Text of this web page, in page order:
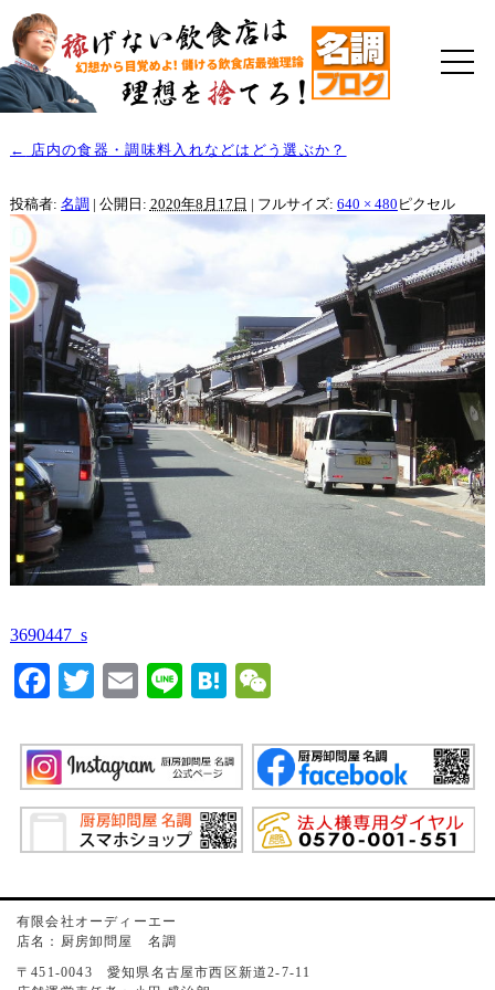
← 店内の食器・調味料入れなどはどう選ぶか？
投稿者: 名調 | 公開日: 2020年8月17日 | フルサイズ: 640 × 480 ピクセル
3690447_s
Facebook
TwitterEmailLineHatena
有限会社オーディーエー
店名：厨房卸問屋 名調
〒451-0043 愛知県名古屋市西区新道2-7-11